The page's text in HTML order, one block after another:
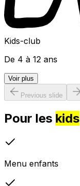
Kids-club
De 4 à 12 ans
Voir plus
Previous slide
Pour les kids
Menu enfants